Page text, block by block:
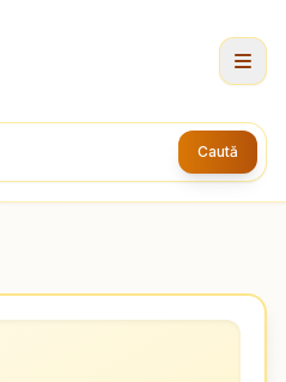
Caută